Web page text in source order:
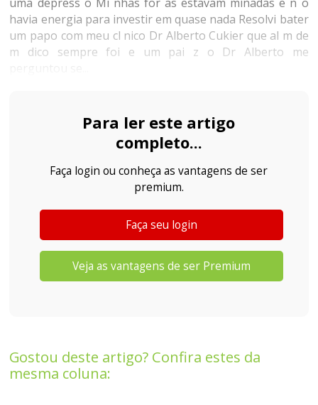
havia energia para investir em quase nada Resolvi bater
um papo com meu cl nico Dr Alberto Cukier que al m de
m dico sempre foi e um pai z o Dr Alberto me
Para ler este artigo
completo...
Faça login ou conheça as vantagens de ser
premium.
Faça seu login
Veja as vantagens de ser Premium
Gostou deste artigo? Confira estes da
mesma coluna: